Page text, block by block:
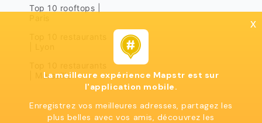
Top 10 rooftops |
| Marseille
x
La meilleure expérience Mapstr est sur
l'application mobile.
Enregistrez vos meilleures adresses, partagez les
plus belles avec vos amis, découvrez les